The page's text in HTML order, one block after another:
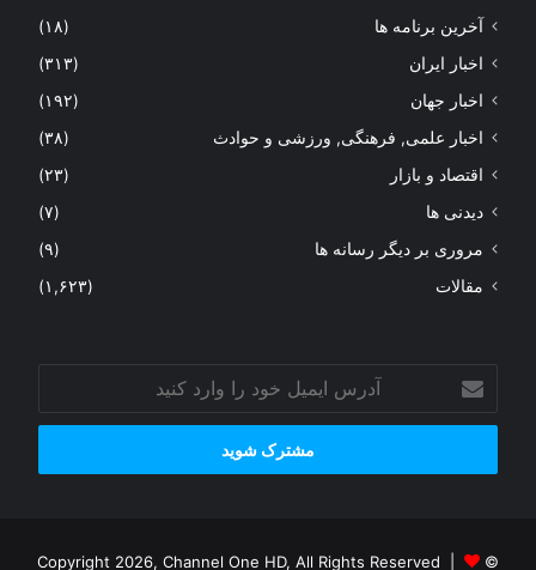
آخرین برنامه ها
(۱۸)
اخبار ایران
(۳۱۳)
اخبار جهان
(۱۹۲)
اخبار علمی, فرهنگی, ورزشی و حوادث
(۳۸)
اقتصاد و بازار
(۲۳)
دیدنی ها
(۷)
مروری بر دیگر رسانه ها
(۹)
مقالات
(۱,۶۲۳)
ایمیل
خود
وارد
© Copyright 2026, Channel One HD, All Rights Reserved |